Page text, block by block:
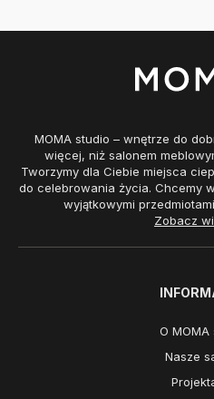
MOMA studio – wnętrze do
więcej, niż salonem
Tworzymy dla Ciebie miejsca
do celebrowania życia. Chcemy
wyjątkowymi
Zobacz
O MOMA
Nasze